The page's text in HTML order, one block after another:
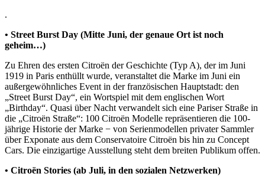
.
• Street Burst Day (Mitte Juni, der genaue Ort ist noch
geheim…)
Zu Ehren des ersten Citroën der Geschichte (Typ A), der im Juni
1919 in Paris enthüllt wurde, veranstaltet die Marke im Juni ein
außergewöhnliches Event in der französischen Hauptstadt: den
„Street Burst Day“, ein Wortspiel mit dem englischen Wort
„Birthday“. Quasi über Nacht verwandelt sich eine Pariser Straße in
die „Citroën Straße“: 100 Citroën Modelle repräsentieren die 100-
jährige Historie der Marke − von Serienmodellen privater Sammler
über Exponate aus dem Conservatoire Citroën bis hin zu Concept
Cars. Die einzigartige Ausstellung steht dem breiten Publikum offen.
• Citroën Stories (ab Juli, in den sozialen Netzwerken)